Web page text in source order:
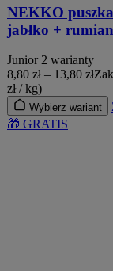
NEKKO
jabłko +
Junior 2 warianty
8,80 zł – 13,80 zł
zł / kg)
Wybierz wariant
🎁 GRATIS